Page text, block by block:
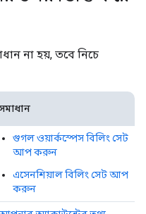
না হয়, তবে নিচে
গুগল ওয়ার্কস্পেস বিলিং সেট
আপ করুন
এসেনশিয়াল বিলিং সেট আপ
করুন